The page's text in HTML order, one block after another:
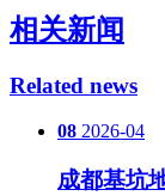
相关新闻
Related news
08 2026-04
成都基坑